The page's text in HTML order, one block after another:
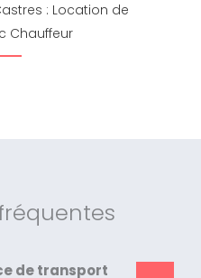
: Location de
Chauffeur
de transport